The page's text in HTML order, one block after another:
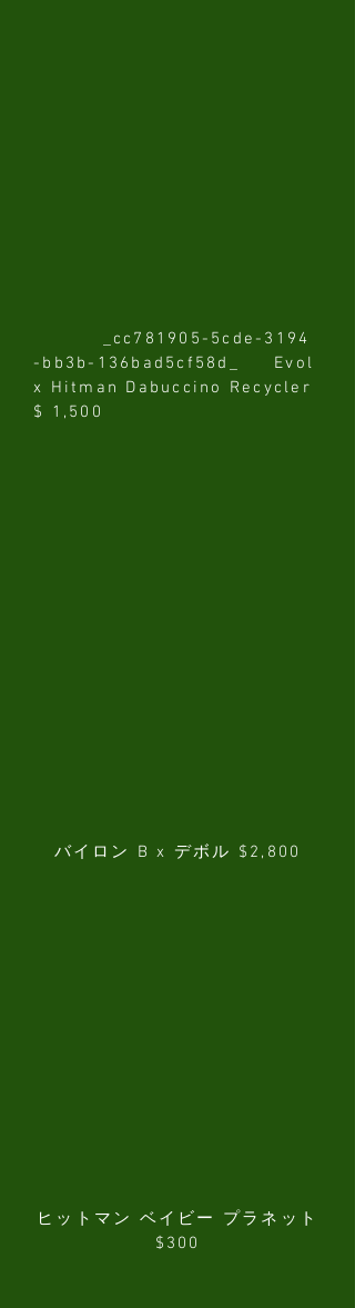
_cc781905-5cde-3194
-bb3b-136bad5cf58d_ Evol
x Hitman Dabuccino Recycler
$ 1,500
バイロン B x デボル $2,800
ヒットマン ベイビー プラネット
$300